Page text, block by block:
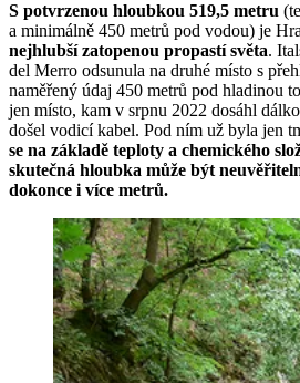
S potvrzenou hloubkou 519,5 metru
a minimálně 450 metrů pod vodou) je
nejhlubší zatopenou propastí světa.
del Merro odsunula na druhé místo s
naměřený údaj 450 metrů pod hladinou
jen místo, kam v srpnu 2022 dosáhl
došel vodicí kabel. Pod ním už byla jen
se na základě teploty a chemického
skutečná hloubka může být
dokonce i více metrů.